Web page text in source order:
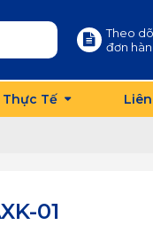
Theo
đơn
Tế
01